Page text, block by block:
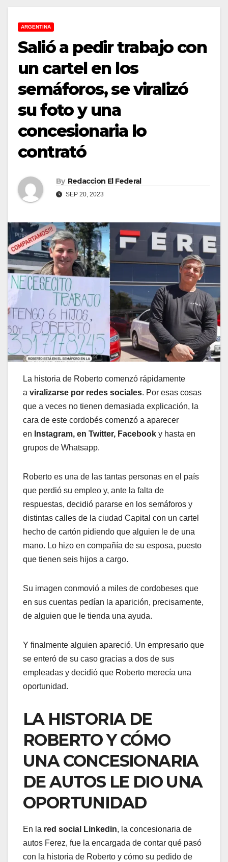
ARGENTINA
Salió a pedir trabajo con
un cartel en los
semáforos, se viralizó
su foto y una
concesionaria lo
contrató
By Redaccion El Federal
SEP 20, 2023
La historia de Roberto comenzó rápidamente
a viralizarse por redes sociales. Por esas cosas
que a veces no tienen demasiada explicación, la
cara de este cordobés comenzó a aparecer
en Instagram, en Twitter, Facebook y hasta en
grupos de Whatsapp.
Roberto es una de las tantas personas en el país
que perdió su empleo y, ante la falta de
respuestas, decidió pararse en los semáforos y
distintas calles de la ciudad Capital con un cartel
hecho de cartón pidiendo que alguien le de una
mano. Lo hizo en compañía de su esposa, puesto
que tienen seis hijos a cargo.
Su imagen conmovió a miles de cordobeses que
en sus cuentas pedían la aparición, precisamente,
de alguien que le tienda una ayuda.
Y finalmente alguien apareció. Un empresario que
se enteró de su caso gracias a dos de sus
empleadas y decidió que Roberto merecía una
oportunidad.
LA HISTORIA DE
ROBERTO Y CÓMO
UNA CONCESIONARIA
DE AUTOS LE DIO UNA
OPORTUNIDAD
En la red social Linkedin, la concesionaria de
autos Ferez, fue la encargada de contar qué pasó
con la historia de Roberto y cómo su pedido de